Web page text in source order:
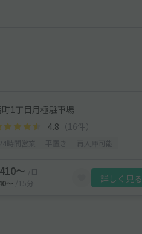
町1丁目月極駐車場
4.8 （16件）
〜
/日
〜
/15分 詳しく見る